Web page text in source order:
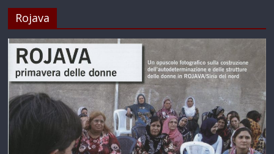
Rojava